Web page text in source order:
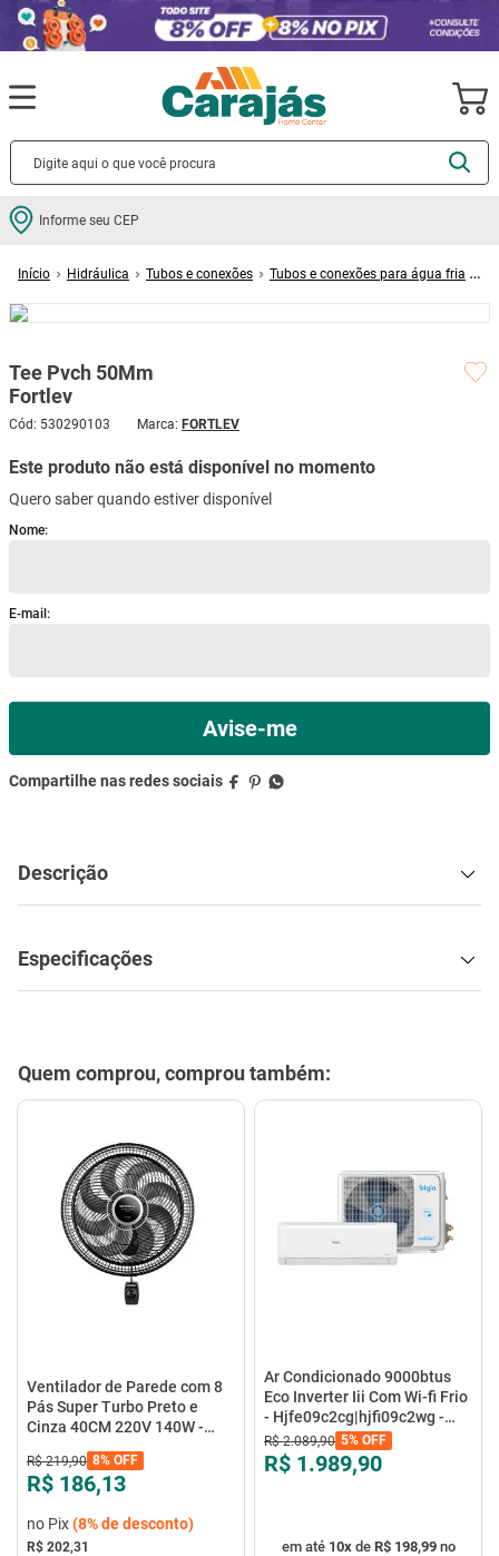
Informe seu CEP
Hidráulica Tubos e conexões
Tubos e conexões para água fria
Tee Pvch 50Mm
Fortlev
Cód: 530290103 FORTLEV
Este produto não está disponível no momento
Quero saber quando estiver disponível
Descrição
Especificações
Quem comprou, comprou também:
Ventilador de Parede com 8
Pás Super Turbo Preto e
Cinza 40CM 220V 140W -
R$ 219,90 8% OFF
R$ 186,13
no Pix(8%de desconto)
R$ 202,31
Ar Condicionado 9000btus
Eco Inverter Iii Com Wi-fi Frio
- Hjfe09c2cg|hjfi09c2wg -
Elgin
R$ 2.089,90 5% OFF
R$ 1.989,90
em até 10xde R$ 198,99no
Termos mais buscados
2º porcelanato
5º
6 º vaso sanitário
cadeira
9º